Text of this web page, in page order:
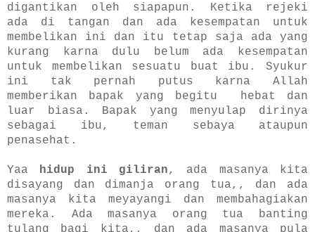
digantikan oleh siapapun. Ketika rejeki
ada di tangan dan ada kesempatan untuk
membelikan ini dan itu tetap saja ada yang
kurang karna dulu belum ada kesempatan
untuk membelikan sesuatu buat ibu. Syukur
ini tak pernah putus karna Allah
memberikan bapak yang begitu hebat dan
luar biasa. Bapak yang menyulap dirinya
sebagai ibu, teman sebaya ataupun
penasehat.
Yaa hidup ini giliran , ada masanya kita
disayang dan dimanja orang tua,, dan ada
masanya kita meyayangi dan membahagiakan
mereka. Ada masanya orang tua banting
tulang bagi kita,, dan ada masanya pula